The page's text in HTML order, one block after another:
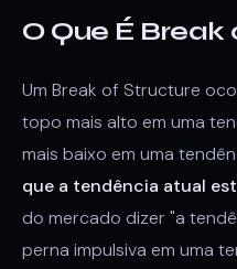
O Que É
Um Break of Structure
topo mais alto em uma
mais baixo em uma
que a tendência atual
do mercado dizer "a
perna impulsiva em uma